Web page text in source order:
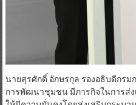
นายสุรศักดิ์ อักษรกุล รองอธิบดีกรม
การพัฒนาชุมชน มีภารกิจในการส่